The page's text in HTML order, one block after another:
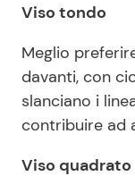
Viso tondo
Meglio
davanti, con
slanciano i
contribuire ad
Viso quadrato